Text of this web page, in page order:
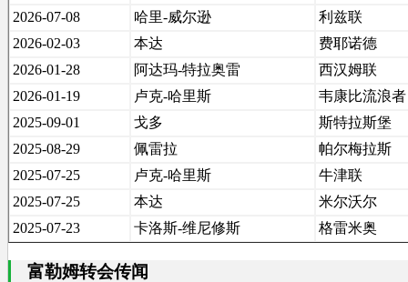
2026-07-08
哈里-威尔逊
利兹联
2026-02-03
本达
费耶诺德
2026-01-28
阿达玛-特拉奥雷
西汉姆联
2026-01-19
卢克-哈里斯
韦康比流浪者
2025-09-01
戈多
斯特拉斯堡
2025-08-29
佩雷拉
帕尔梅拉斯
2025-07-25
卢克-哈里斯
牛津联
2025-07-25
本达
米尔沃尔
2025-07-23
卡洛斯-维尼修斯 格雷米奥
富勒姆转会传闻